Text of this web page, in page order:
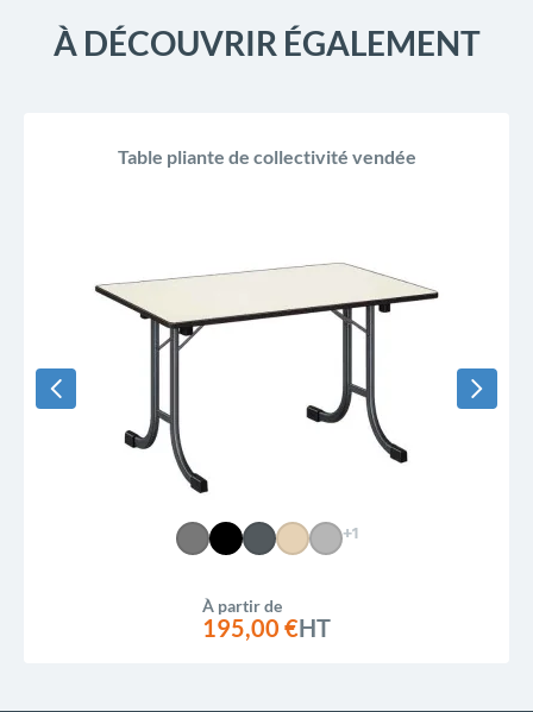
À DÉCOUVRIR ÉGALEMENT
Table pliante de collectivité vendée
+1
À partir de
195,00 €HT